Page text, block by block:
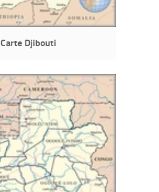
Carte Djibouti